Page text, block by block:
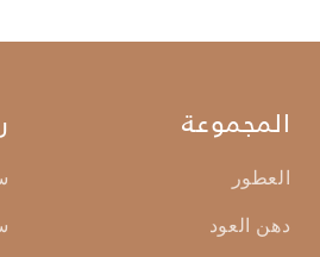
المجموعة
العطور
دهن العود